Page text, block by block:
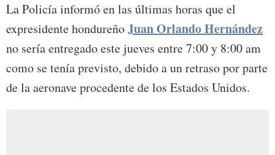
La Policía informó en las últimas horas que el
expresidente hondureñoJuan Orlando Hernández
no sería entregado este jueves entre 7:00 y 8:00 am
como se tenía previsto, debido a un retraso por parte
de la aeronave procedente de los Estados Unidos.